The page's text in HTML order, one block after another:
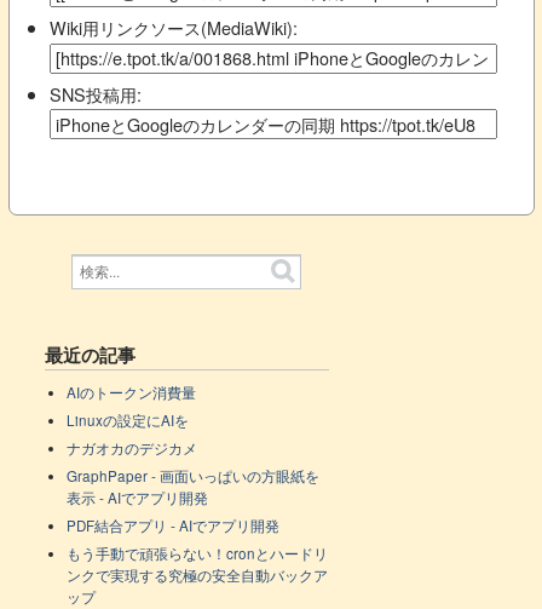
Wiki用リンクソース(MediaWiki):
SNS投稿用:
最近の記事
AIのトークン消費量
Linuxの設定にAIを
ナガオカのデジカメ
GraphPaper - 画面いっぱいの方眼紙を
表示 - AIでアプリ開発
PDF結合アプリ - AIでアプリ開発
もう手動で頑張らない！cronとハードリ
ンクで実現する究極の安全自動バックア
ップ